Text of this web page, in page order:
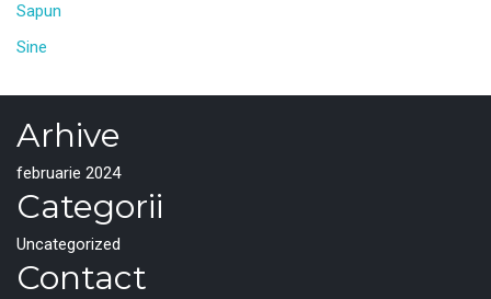
Sapun
Sine
Arhive
februarie 2024
Categorii
Uncategorized
Contact